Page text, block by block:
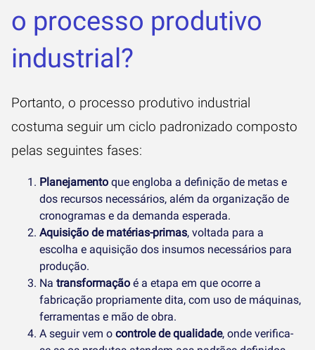
o processo produtivo
industrial?
Portanto, o processo produtivo industrial
costuma seguir um ciclo padronizado composto
pelas seguintes fases:
Planejamento que engloba a definição de metas e
dos recursos necessários, além da organização de
cronogramas e da demanda esperada.
Aquisição de matérias-primas, voltada para a
escolha e aquisição dos insumos necessários para
produção.
Na transformação é a etapa em que ocorre a
fabricação propriamente dita, com uso de máquinas,
ferramentas e mão de obra.
A seguir vem o controle de qualidade, onde verifica-